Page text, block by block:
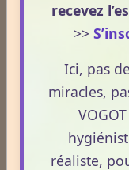
Le Sens des
Le monde
Odeurs
recevez
>>
Ici, pas
miracles,
réaliste,